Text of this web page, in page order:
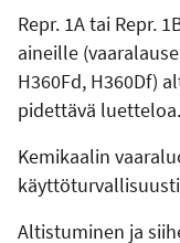
Repr. 1A tai Repr.
aineille
H360Fd, H360Df)
pidettävä luetteloa.
Kemikaalin
Altistuminen ja